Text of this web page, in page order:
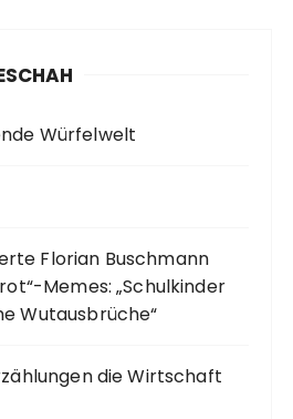
Würfelwelt
Florian Buschmann
Memes: „Schulkinder
Wutausbrüche“
die Wirtschaft